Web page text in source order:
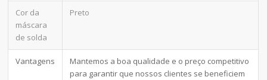
Cor da
máscara
de solda
Preto
Vantagens
Mantemos a boa qualidade e o preço competitivo
para garantir que nossos clientes se beneficiem